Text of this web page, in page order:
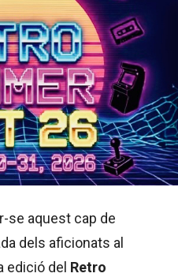
se aquest cap de
dels aficionats al
edició del Retro